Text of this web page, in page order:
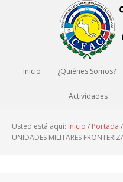
Inicio ¿Quiénes Somos?
Actividades
Usted está aquí: Inicio / Portada /
UNIDADES MILITARES